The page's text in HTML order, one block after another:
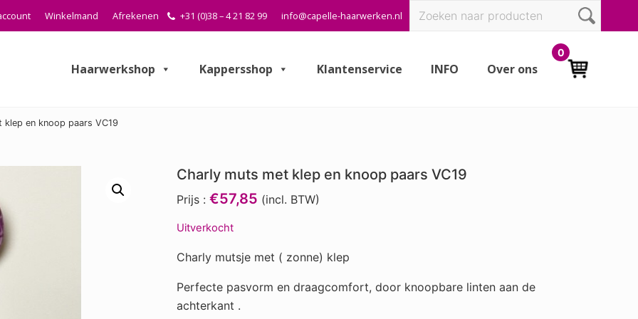
Winkelmand Afrekenen +31 (0)38 – 4 21 82 99 info@capelle-haarwerken.nl
naar:
Haarwerkshop Kappersshop Klantenservice INFO Over ons
0
klep en knoop paars VC19
Charly muts met klep en knoop paars VC19
Prijs : €57,85 (incl. BTW)
Uitverkocht
Charly mutsje met ( zonne) klep
Perfecte pasvorm en draagcomfort, door knoopbare linten aan de
achterkant .